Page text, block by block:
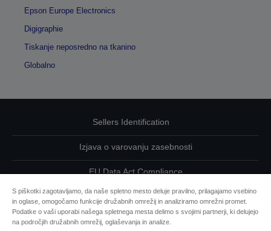
Epson Europe Electronics
Digigraphie
Tiskanje neposredno na tkanino
Globalno
Sellers Identification
Izjava o varovanju zasebnosti
EU Data Act Compliance
Kontaktirajte nas glede svojih podatkov
Informacije o piškotkih
S piškotki zagotavljamo, da naše spletno mesto deluje pravilno, prilagajamo vsebino
in oglase, omogočamo funkcije družabnih omrežij in analiziramo omrežni promet.
Podatke o vaši uporabi našega spletnega mesta delimo s svojimi partnerji, ki delujejo
na področjih družabnih omrežij, oglaševanja in analize.